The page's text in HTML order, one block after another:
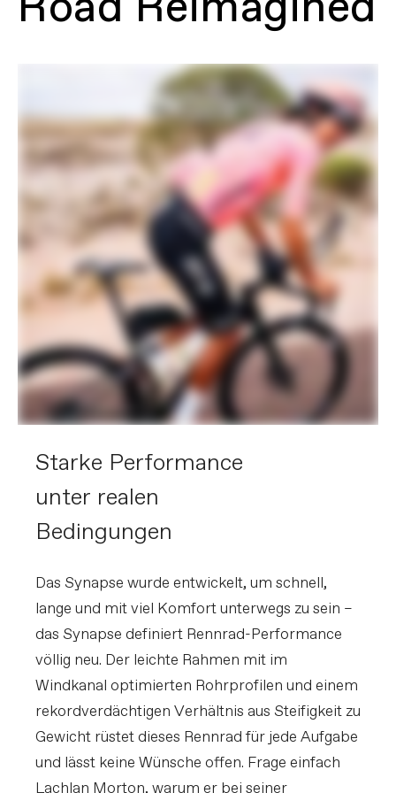
Starke Performance
unter realen
Bedingungen
Das Synapse wurde entwickelt, um schnell,
lange und mit viel Komfort unterwegs zu sein –
das Synapse definiert Rennrad-Performance
völlig neu. Der leichte Rahmen mit im
Windkanal optimierten Rohrprofilen und einem
rekordverdächtigen Verhältnis aus Steifigkeit zu
Gewicht rüstet dieses Rennrad für jede Aufgabe
und lässt keine Wünsche offen. Frage einfach
Rahmen
Synapse Carbon, Proportional
12x142 thru-axle, UDH, BSA 68mm
threaded BB, flat mount disc, integrated
seat binder, SmartSense Gen 2.0
equipped, fender mounts
Gabel
Synapse Carbon, integrated crown race,
12x100mm thru-axle, flat mount disc,
internal routing, 1-1/8" to 1-1/5" Delta
steerer, 55mm offset, fender mounts
Integrated, 1-1/8" - 1-1/2"
Schaltwerk
SRAM Force AXS
Front Derailleur
SRAM Force AXS, braze-on
SRAM Force AXS
SRAM Force
SRAM Force, 46/33: 165mm (44cm),
170mm (48-51cm), 172.5 (54-56cm),
175mm (58-61)
Kassette
SRAM Force XG-1270, 10-36, 12-speed
Bottom Bracket
SRAM DUB BSA
Bremsen
SRAM Force AXS hydraulic disc,
160/160mm Centerline XR centerlock
Bremshebel
SRAM Force AXS hydraulic disc
LAUFRÄDER
tubeless ready
Speichen
Sapim CX-Delta J-bend
Reifengröße
Reifendimension
700c
Naben
(F) DT Swiss 370, 12x100mm centerlock
12x142mm centerlock
Reifen
Vittoria Rubino Pro IV, 700x32c
KOMPONENTEN
Vision Trimax Aero Alloy: 400mm (44-
51cm), 420mm (54-61cm)